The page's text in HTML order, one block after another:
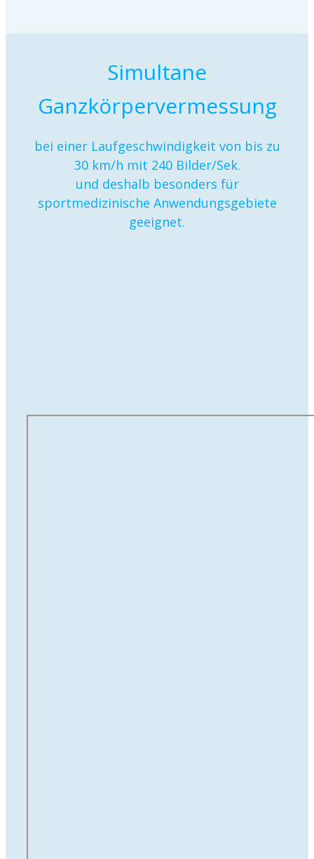
Simultane
Ganzkörpervermessung
bei einer Laufgeschwindigkeit von bis zu
30 km/h mit 240 Bilder/Sek.
und deshalb besonders für
sportmedizinische Anwendungsgebiete
geeignet.